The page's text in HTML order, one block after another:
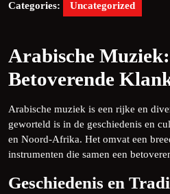
Categories: Uncategorized
Arabische
Betoverende
Arabische muziek is een rijke en
geworteld is in de geschiedenis en
en Noord-Afrika. Het omvat een
instrumenten die samen een
Geschiedenis en